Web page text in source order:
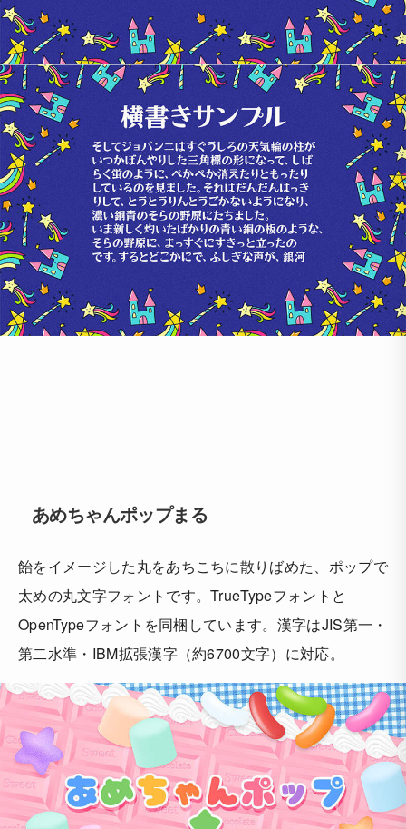
あめちゃんポップまる
飴をイメージした丸をあちこちに散りばめた、ポップで
太めの丸文字フォントです。TrueTypeフォントと
OpenTypeフォントを同梱しています。漢字はJIS第一・
第二水準・IBM拡張漢字（約6700文字）に対応。